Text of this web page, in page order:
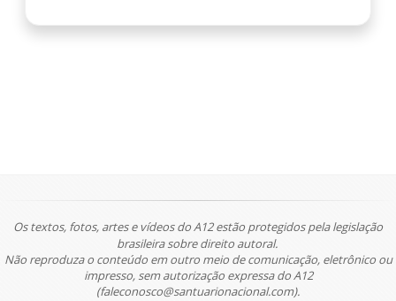
Os textos, fotos, artes e vídeos do A12 estão protegidos pela legislação
brasileira sobre direito autoral.
Não reproduza o conteúdo em outro meio de comunicação, eletrônico ou
impresso, sem autorização expressa do A12
(faleconosco@santuarionacional.com).